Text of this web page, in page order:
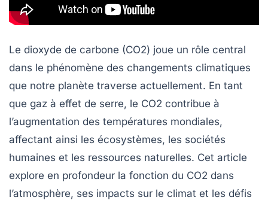
Le dioxyde de carbone (CO2) joue un rôle central
dans le phénomène des changements climatiques
que notre planète traverse actuellement. En tant
que gaz à effet de serre, le CO2 contribue à
l’augmentation des températures mondiales,
affectant ainsi les écosystèmes, les sociétés
humaines et les ressources naturelles. Cet article
explore en profondeur la fonction du CO2 dans
l’atmosphère, ses impacts sur le climat et les défis